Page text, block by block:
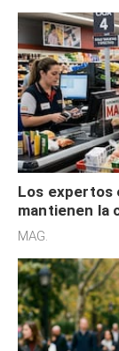
Los expertos
mantienen la
cognitiva,
MAG.